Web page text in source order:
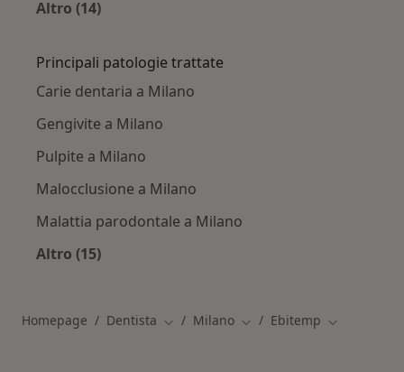
Altro (14)
Principali patologie trattate
Carie dentaria a Milano
Gengivite a Milano
Pulpite a Milano
Malocclusione a Milano
Malattia parodontale a Milano
Altro (15)
Homepage Dentista Cambia città
Milano Cambia città
Ebitemp Cambia città